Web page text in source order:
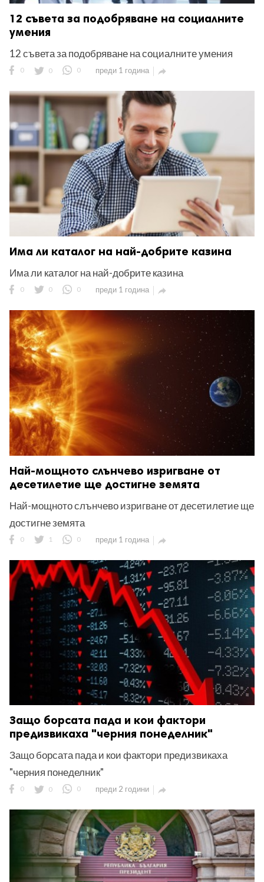
12 съвета за подобряване на социалните
умения
12 съвета за подобряване на социалните умения
0 0 0 преди 1 година 
Има ли каталог на най-добрите казина
Има ли каталог на най-добрите казина
0 0 0 преди 1 година 
Най-мощното слънчево изригване от
десетилетие ще достигне земята
Най-мощното слънчево изригване от десетилетие ще
достигне земята
0 1 0 преди 1 година 
Защо борсата пада и кои фактори
предизвикаха "черния понеделник"
Защо борсата пада и кои фактори предизвикаха
"черния понеделник"
0 0 0 преди 2 години 